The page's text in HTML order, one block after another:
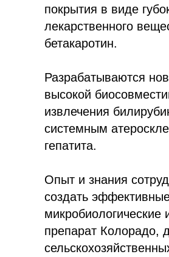
покрытия в виде
лекарственного
бетакаротин.
Разрабатываются
высокой
извлечения
системным
гепатита.
Опыт и знания
создать
микробиологические
препарат Колорадо,